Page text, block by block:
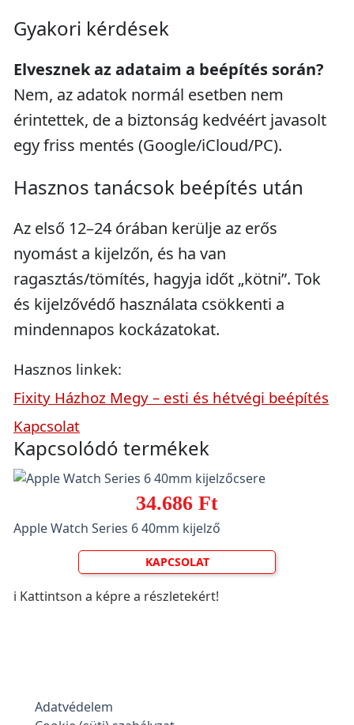
Gyakori kérdések
Elvesznek az adataim a beépítés során?
Nem, az adatok normál esetben nem
érintettek, de a biztonság kedvéért javasolt
egy friss mentés (Google/iCloud/PC).
Hasznos tanácsok beépítés után
Az első 12–24 órában kerülje az erős
nyomást a kijelzőn, és ha van
ragasztás/tömítés, hagyja időt „kötni”. Tok
és kijelzővédő használata csökkenti a
mindennapos kockázatokat.
Hasznos linkek:
Fixity Házhoz Megy – esti és hétvégi beépítés
Kapcsolat
Kapcsolódó termékek
34.686 Ft
Apple Watch Series 6 40mm kijelző
KAPCSOLAT
ℹ️ Kattintson a képre a részletekért!
Adatvédelem